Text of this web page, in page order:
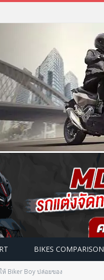
BIKES COMPARISON
Biker Boy ปล่อยของ